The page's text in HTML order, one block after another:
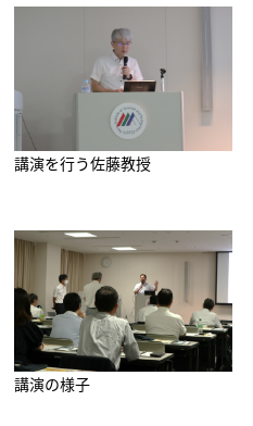
講演を行う佐藤教授
講演の様子